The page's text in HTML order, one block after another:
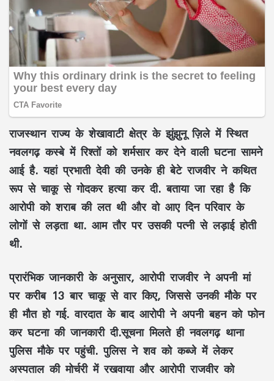
राजस्थान राज्य के शेखावाटी क्षेत्र के झुंझुनू ज़िले में स्थित
नवलगढ़ कस्बे में रिश्तों को शर्मसार कर देने वाली घटना सामने
आई है. यहां प्रभाती देवी की उनके ही बेटे राजवीर ने कथित
रूप से चाकू से गोदकर हत्या कर दी. बताया जा रहा है कि
आरोपी को शराब की लत थी और वो आए दिन परिवार के
लोगों से लड़ता था. आम तौर पर उसकी पत्नी से लड़ाई होती
थी.
प्रारंभिक जानकारी के अनुसार, आरोपी राजवीर ने अपनी मां
पर करीब 13 बार चाकू से वार किए, जिससे उनकी मौके पर
ही मौत हो गई. वारदात के बाद आरोपी ने अपनी बहन को फोन
कर घटना की जानकारी दी.सूचना मिलते ही नवलगढ़ थाना
पुलिस मौके पर पहुंची. पुलिस ने शव को कब्जे में लेकर
अस्पताल की मोर्चरी में रखवाया और आरोपी राजवीर को